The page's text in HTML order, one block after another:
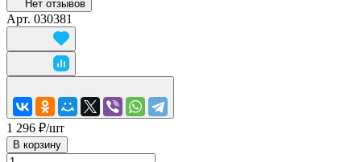
Нет отзывов
Арт. 030381
1 296 ₽/шт
В корзину